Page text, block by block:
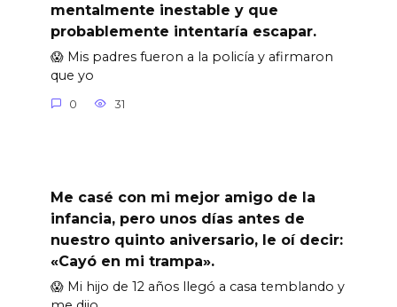
mentalmente inestable y que
probablemente intentaría escapar.
😱 Mis padres fueron a la policía y afirmaron
que yo
0 31
Me casé con mi mejor amigo de la
infancia, pero unos días antes de
nuestro quinto aniversario, le oí decir:
«Cayó en mi trampa».
😱 Mi hijo de 12 años llegó a casa temblando y